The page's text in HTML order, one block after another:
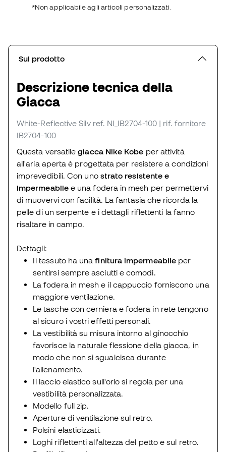
*Non applicabile agli articoli personalizzati.
Sul prodotto
Descrizione tecnica della
Giacca
White-Reflective Silv ref. NI_IB2704-100 | rif. fornitore
IB2704-100
Questa versatilegiacca Nike Kobe per attività
all'aria aperta è progettata per resistere a condizioni
imprevedibili. Con uno strato resistente e
impermeabilee una fodera in mesh per permettervi
di muovervi con facilità. La fantasia che ricorda la
pelle di un serpente e i dettagli riflettenti la fanno
risaltare in campo.
Dettagli:
Il tessuto ha una finitura impermeabile per
sentirsi sempre asciutti e comodi.
La fodera in mesh e il cappuccio forniscono una
maggiore ventilazione.
Le tasche con cerniera e fodera in rete tengono
al sicuro i vostri effetti personali.
La vestibilità su misura intorno al ginocchio
favorisce la naturale flessione della giacca, in
modo che non si sgualcisca durante
l'allenamento.
Il laccio elastico sull'orlo si regola per una
vestibilità personalizzata.
Modello full zip.
Aperture di ventilazione sul retro.
Polsini elasticizzati.
Loghi riflettenti all'altezza del petto e sul retro.